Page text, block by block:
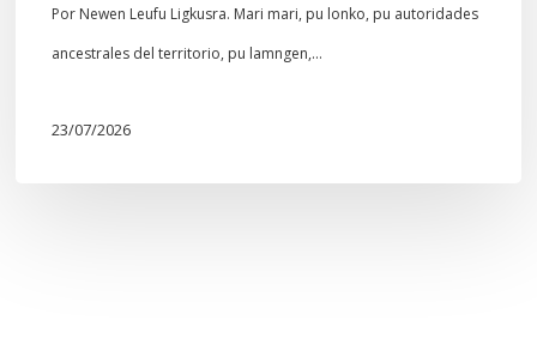
comunitario
Mapuche»
Por Newen Leufu Ligkusra. Mari mari, pu lonko, pu autoridades
ancestrales del territorio, pu lamngen,…
23/07/2026